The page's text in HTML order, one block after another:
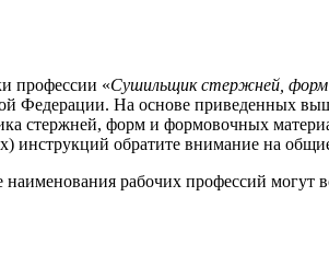
профессии «Сушильщик стержней,
Федерации. На основе приведенных
стержней, форм и формовочных
инструкций обратите внимание на
рабочих профессий